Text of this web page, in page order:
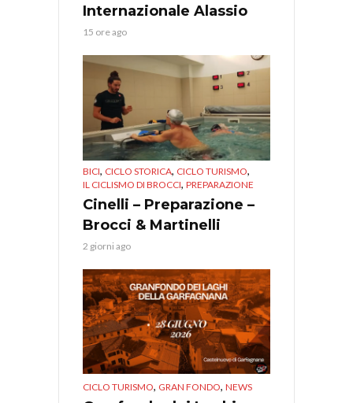
Internazionale Alassio
15 ore ago
BICI, CICLO STORICA, CICLO TURISMO,
IL CICLISMO DI BROCCI, PREPARAZIONE
Cinelli – Preparazione –
Brocci & Martinelli
2 giorni ago
CICLO TURISMO, GRAN FONDO, NEWS